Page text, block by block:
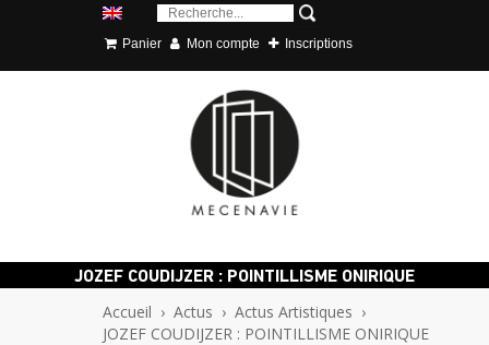
Panier Mon compte Inscriptions
JOZEF COUDIJZER : POINTILLISME ONIRIQUE
Accueil › Actus › Actus Artistiques ›
JOZEF COUDIJZER : POINTILLISME ONIRIQUE